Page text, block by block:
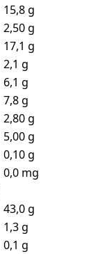
15,8 g
2,50 g
17,1 g
2,1 g
6,1 g
7,8 g
2,80 g
5,00 g
0,10 g
0,0 mg
43,0 g
1,3 g
0,1 g